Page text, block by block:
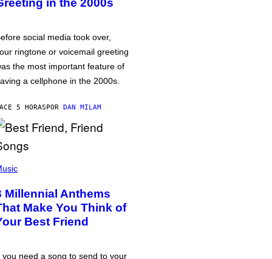
in the 2000s
social media took over,
ringtone or voicemail greeting
the most important feature of
a cellphone in the 2000s.
5 HORASPOR DAN MILAM
Millennial Anthems
Make You Think of
Best Friend
you need a song to send to your